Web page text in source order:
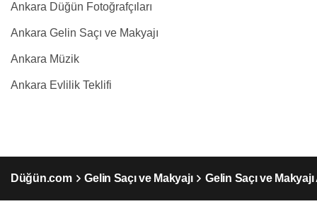
Ankara Düğün Fotoğrafçıları
Ankara Gelin Saçı ve Makyajı
Ankara Müzik
Ankara Evlilik Teklifi
Düğün.com Gelin Saçı ve Makyajı Gelin Saçı ve